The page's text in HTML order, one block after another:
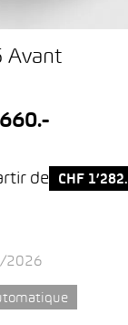
Avant
de CHF
2026